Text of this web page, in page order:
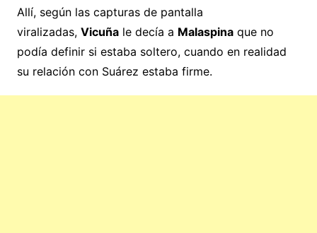
Allí, según las capturas de pantalla
viralizadas, Vicuñale decía a Malaspinaque no
podía definir si estaba soltero, cuando en realidad
su relación con Suárez estaba firme.